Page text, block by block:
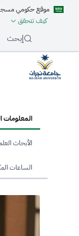
موقع حكومي مسجل
كيف تتحقق
إبحث
الأبحاث
الساعات